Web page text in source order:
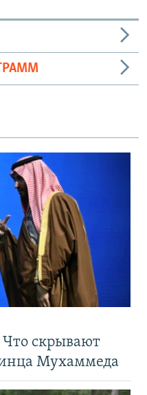
скрывают
Мухаммеда